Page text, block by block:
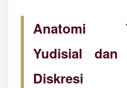
Anatomi
Yudisial dan
Diskresi